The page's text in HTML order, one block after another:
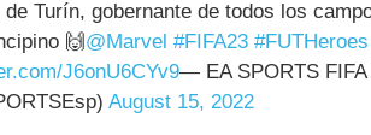
de Turín, gobernante de todos los
🙌 @Marvel #FIFA23 #FUTHeroes
J6onU6CYv9— EA SPORTS FIFA
August 15, 2022